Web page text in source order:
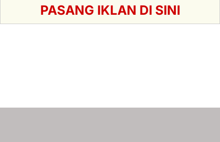
PASANG IKLAN DI SINI